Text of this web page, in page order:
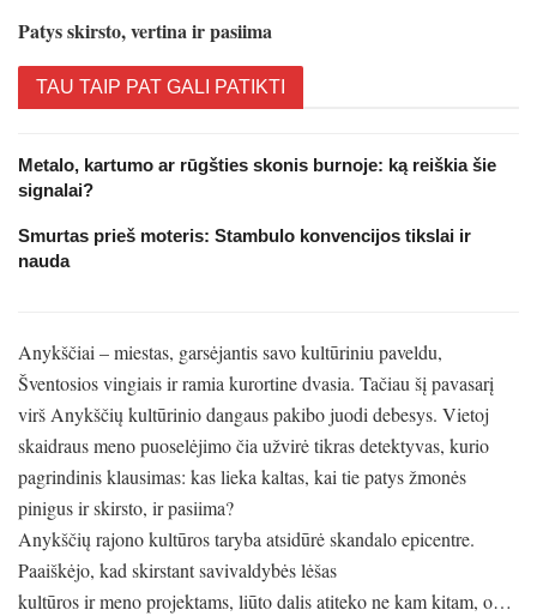
Patys skirsto, vertina ir pasiima
TAU TAIP PAT GALI PATIKTI
Metalo, kartumo ar rūgšties skonis burnoje: ką reiškia šie
signalai?
Smurtas prieš moteris: Stambulo konvencijos tikslai ir
nauda
Anykščiai – miestas, garsėjantis savo kultūriniu paveldu,
Šventosios vingiais ir ramia kurortine dvasia. Tačiau šį pavasarį
virš Anykščių kultūrinio dangaus pakibo juodi debesys. Vietoj
skaidraus meno puoselėjimo čia užvirė tikras detektyvas, kurio
pagrindinis klausimas: kas lieka kaltas, kai tie patys žmonės
pinigus ir skirsto, ir pasiima?
Anykščių rajono kultūros taryba atsidūrė skandalo epicentre.
Paaiškėjo, kad skirstant savivaldybės lėšas
kultūros ir meno projektams, liūto dalis atiteko ne kam kitam, o…